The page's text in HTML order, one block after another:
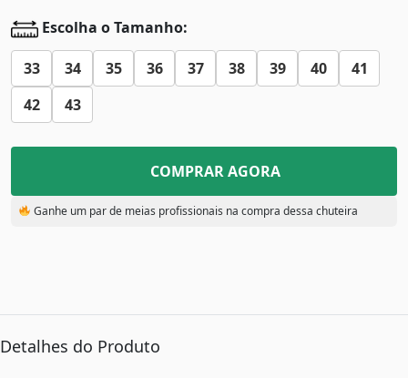
Escolha o Tamanho:
33 34 35 36 37 38 39 40
41
42
43
COMPRAR AGORA
Ganhe um par de meias profissionais na compra dessa chuteira
Detalhes do Produto